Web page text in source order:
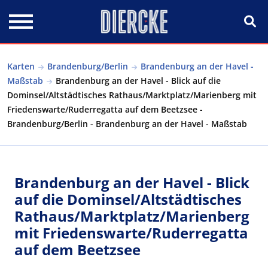
Karten Brandenburg/Berlin
Brandenburg an der Havel -
Maßstab
Brandenburg an der Havel - Blick auf die
Dominsel/Altstädtisches Rathaus/Marktplatz/Marienberg mit
Friedenswarte/Ruderregatta auf dem Beetzsee -
Brandenburg/Berlin - Brandenburg an der Havel - Maßstab
Brandenburg an der Havel - Blick
auf die Dominsel/Altstädtisches
Rathaus/Marktplatz/Marienberg
mit Friedenswarte/Ruderregatta
auf dem Beetzsee